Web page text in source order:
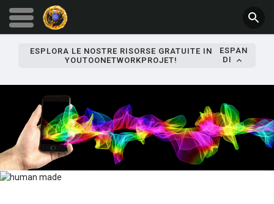
ESPLORA LE NOSTRE RISORSE GRATUITE IN
YOUTOONETWORKPROJET!
ESPAN
DI